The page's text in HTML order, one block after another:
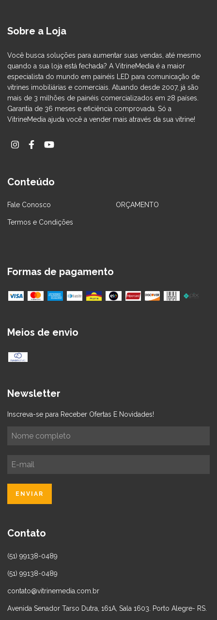
Sobre a Loja
Você busca soluções para aumentar suas vendas, até mesmo
quando a sua loja está fechada? A ​VitrineMedia é a maior
especialista do mundo em painéis LED para comunicação de
vitrines imobiliárias e comerciais. Atuando desde 2007, já são
mais de 3 milhões de painéis comercializados em 28 países.
Garantia de 36 meses e eficiência comprovada. Só a
VitrineMedia ajuda você a vender mais através da sua vitrine!
Conteúdo
Fale Conosco ORÇAMENTO
Termos e Condições
Formas de pagamento
Meios de envio
Newsletter
Inscreva-se para Receber Ofertas E Novidades!
Contato
(51) 99138-0489
(51) 99138-0489
contato@vitrinemedia.com.br
Avenida Senador Tarso Dutra, 161A, Sala 1603. Porto Alegre- RS.